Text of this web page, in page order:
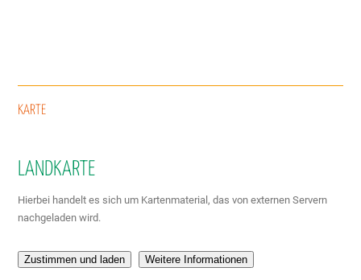
KARTE
LANDKARTE
Hierbei handelt es sich um Kartenmaterial, das von externen Servern
nachgeladen wird.
Zustimmen und laden Weitere Informationen